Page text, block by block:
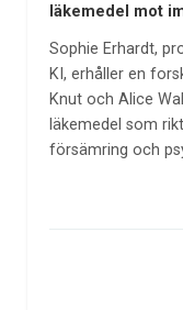
läkemedel mot
Sophie Erhardt,
KI, erhåller en
Knut och Alice
läkemedel som
försämring och